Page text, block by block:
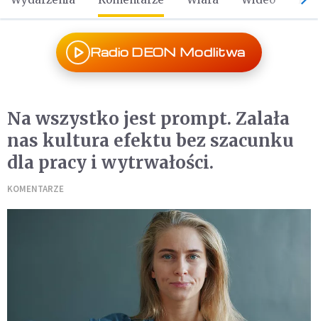
Radio DEON Modlitwa
Na wszystko jest prompt. Zalała
nas kultura efektu bez szacunku
dla pracy i wytrwałości.
KOMENTARZE